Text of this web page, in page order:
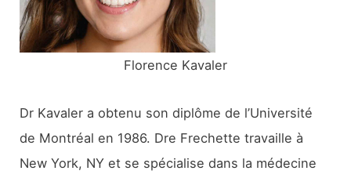
:
Florence Kavaler
Dr Kavaler a obtenu son diplôme de l’Université
de Montréal en 1986. Dre Frechette travaille à
New York, NY et se spécialise dans la médecine